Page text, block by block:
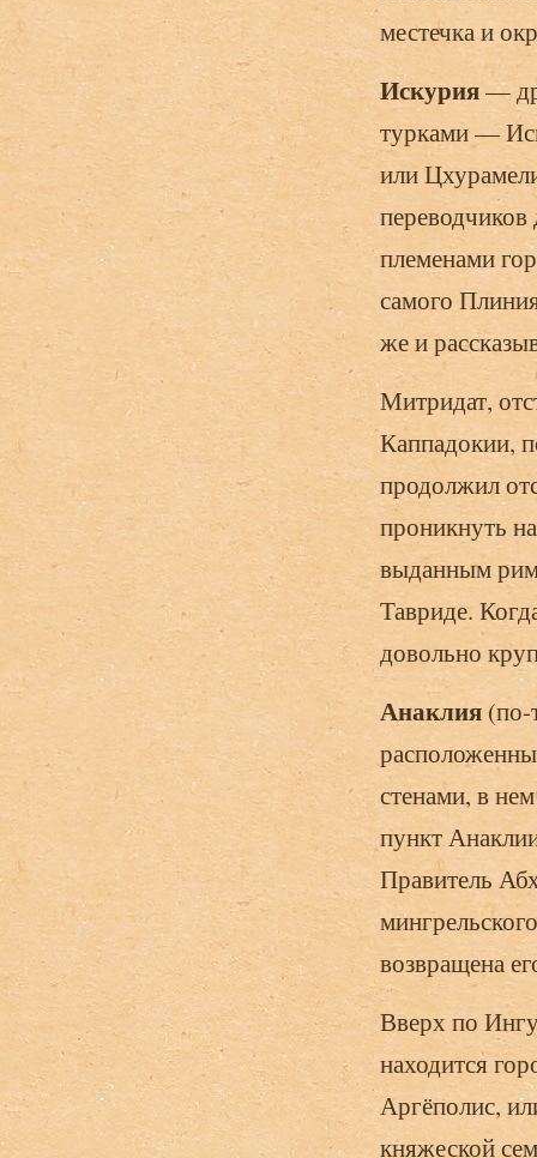
местечка и
Искурия—
турками —
или
племенами
самого
же и
Митридат,
Каппадокии,
продолжил
проникнуть
выданным
Тавриде.
довольно
Анаклия (по-
стенами, в
пункт
Правитель
возвращена
Вверх по
находится
Аргёполис,
княжеской